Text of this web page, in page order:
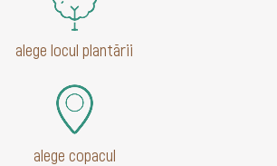
alege locul plantării
alege copacul